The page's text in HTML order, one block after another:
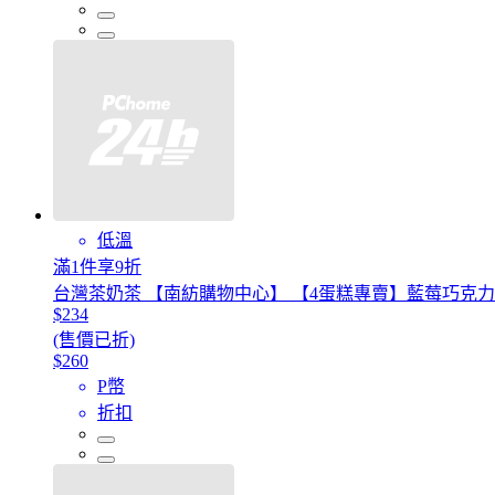
低溫
滿1件享9折
台灣茶奶茶 【南紡購物中心】 【4蛋糕專賣】藍莓巧克
$234
(售價已折)
$260
P幣
折扣